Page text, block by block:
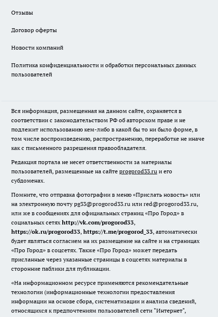
Отзывы
Договор оферты
Новости компаний
Политика конфиденциальности и обработки персональных данных
пользователей
Вся информация, размещенная на данном сайте, охраняется в
соответствии с законодательством РФ об авторском праве и не
подлежит использованию кем-либо в какой бы то ни было форме, в
том числе воспроизведению, распространению, переработке не иначе
как с письменного разрешения правообладателя.
Редакция портала не несет ответственности за материалы
пользователей, размещенные на сайте progorod33.ru и его
субдоменах.
Помните, что отправка фотографии в меню «Прислать новость» или
на электронную почту pg33@progorod33.ru или red@progorod33.ru,
или же в сообщениях для официальных страниц «Про Город» в
социальных сетях http://vk.com/progorod33,
https://ok.ru/progorod33, https://t.me/progorod_33, автоматически
будет являться согласием на их размещение на сайте и на страницах
«Про Город» в соцсетях. Также «Про Город» может передать
присланные через указанные страницы в соцсетях материалы в
сторонние паблики для публикации.
«На информационном ресурсе применяются рекомендательные
технологии (информационные технологии предоставления
информации на основе сбора, систематизации и анализа сведений,
относящихся к предпочтениям пользователей сети "Интернет",